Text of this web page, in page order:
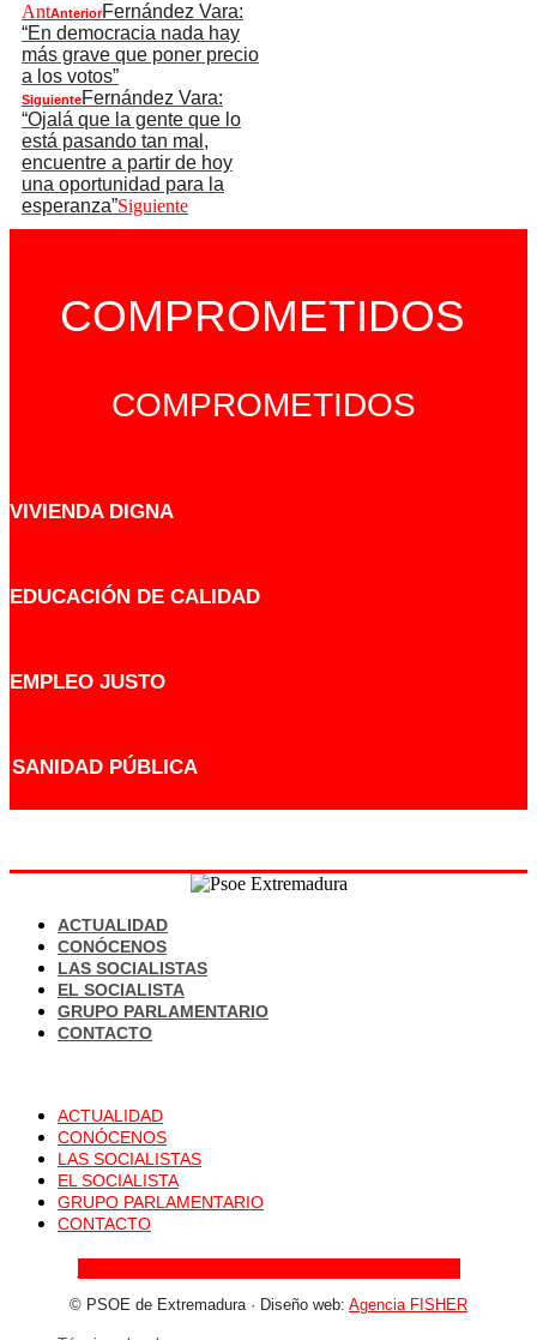
AntAnteriorFernández Vara:
“En democracia nada hay
más grave que poner precio
a los votos”
SiguienteFernández Vara:
“Ojalá que la gente que lo
está pasando tan mal,
encuentre a partir de hoy
una oportunidad para la
esperanza”Siguiente
COMPROMETIDOS
COMPROMETIDOS
VIVIENDA DIGNA
EDUCACIÓN DE CALIDAD
EMPLEO JUSTO
SANIDAD PÚBLICA
ACTUALIDAD
CONÓCENOS
LAS SOCIALISTAS
EL SOCIALISTA
GRUPO PARLAMENTARIO
CONTACTO
ACTUALIDAD
CONÓCENOS
LAS SOCIALISTAS
EL SOCIALISTA
GRUPO PARLAMENTARIO
CONTACTO
© PSOE de Extremadura · Diseño web: Agencia FISHER